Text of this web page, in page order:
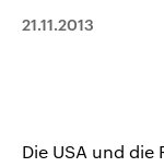
CDU, SPD und FDP
Wahlprogramme,
und Hintergründe
21.11.2013
Die USA und